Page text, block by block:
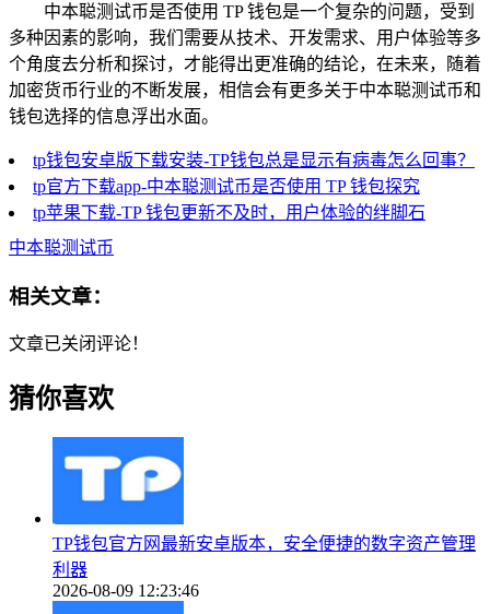
中本聪测试币是否使用 TP 钱包是一个复杂的问题，受到
多种因素的影响，我们需要从技术、开发需求、用户体验等多
个角度去分析和探讨，才能得出更准确的结论，在未来，随着
加密货币行业的不断发展，相信会有更多关于中本聪测试币和
钱包选择的信息浮出水面。
tp钱包安卓版下载安装-TP钱包总是显示有病毒怎么回事？
tp官方下载app-中本聪测试币是否使用 TP 钱包探究
tp苹果下载-TP 钱包更新不及时，用户体验的绊脚石
中本聪测试币
相关文章：
文章已关闭评论！
猜你喜欢
TP钱包官方网最新安卓版本，安全便捷的数字资产管理
利器
2026-08-09 12:23:46